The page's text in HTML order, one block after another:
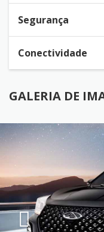
Segurança
Conectividade
GALERIA DE